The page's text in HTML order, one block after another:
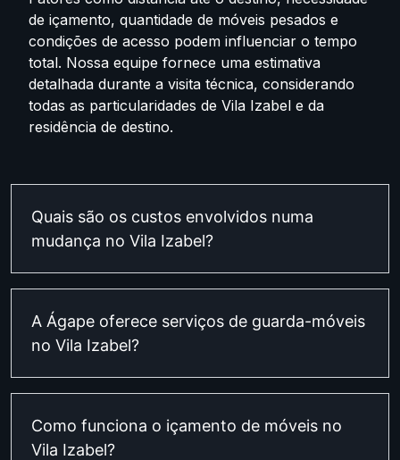
de içamento, quantidade de móveis pesados e
condições de acesso podem influenciar o tempo
total. Nossa equipe fornece uma estimativa
detalhada durante a visita técnica, considerando
todas as particularidades de Vila Izabel e da
residência de destino.
Quais são os custos envolvidos numa
mudança no Vila Izabel?
A Ágape oferece serviços de guarda-móveis
no Vila Izabel?
Como funciona o içamento de móveis no
Vila Izabel?